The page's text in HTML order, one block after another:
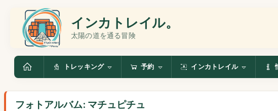
インカトレイル。
太陽の道を通る冒険
トレッキング 予約 インカトレイル
フォトアルバム: マチュピチュ